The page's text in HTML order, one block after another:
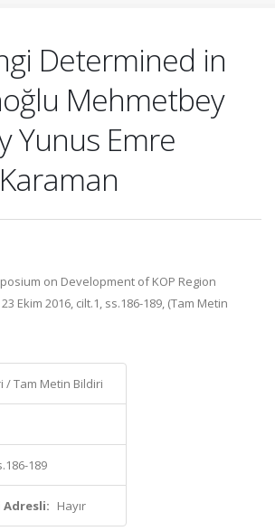
Determined in
Mehmetbey
Yunus Emre
on Development of KOP Region
Ekim 2016, cilt.1, ss.186-189, (Tam Metin
/ Tam Metin Bildiri
189
Adresli: Hayır